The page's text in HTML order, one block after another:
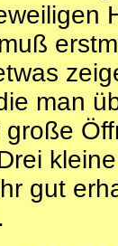
man
gut